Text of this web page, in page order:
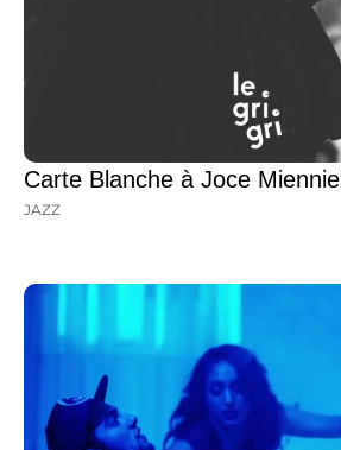
Carte Blanche à Joce Mienniel
JAZZ